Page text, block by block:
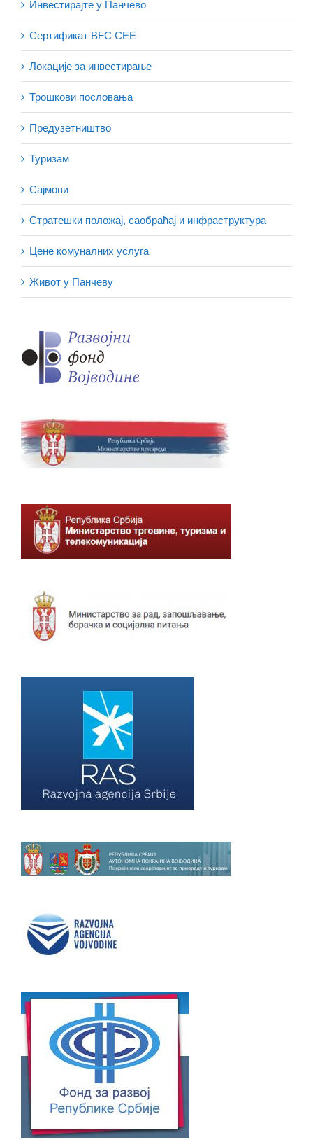
Инвестирајте у Панчево
Сертификат BFC CEE
Локације за инвестирање
Трошкови пословања
Предузетништво
Туризам
Сајмови
Стратешки положај, саобраћај и инфраструктура
Цене комуналних услуга
Живот у Панчеву